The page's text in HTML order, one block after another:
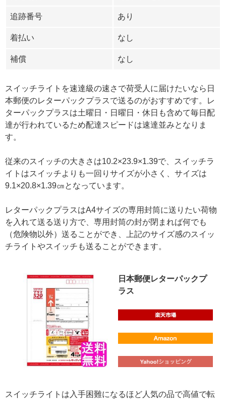
追跡番号 あり
着払い なし
補償 なし
スイッチライトを速達級の速さで荷受人に届けたいなら日
本郵便のレターパックプラスで送るのがおすすめです。レ
ターパックプラスは土曜日・日曜日・休日も含めて毎日配
達が行われているため配達スピードは速達並みとなりま
す。
従来のスイッチの大きさは10.2×23.9×1.39で、スイッチラ
イトはスイッチよりも一回りサイズが小さく、サイズは
9.1×20.8×1.39㎝となっています。
レターパックプラスはA4サイズの専用封筒に送りたい荷物
を入れて送る送り方で、専用封筒の封が閉まれば何でも
（危険物以外）送ることができ、上記のサイズ感のスイッ
チライトやスイッチも送ることができます。
日本郵便レターパックプ
ラス
スイッチライトは入手困難になるほど人気の品で高値で転